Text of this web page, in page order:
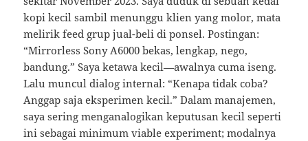
kopi kecil sambil menunggu klien yang molor, mata
melirik feed grup jual-beli di ponsel. Postingan:
“Mirrorless Sony A6000 bekas, lengkap, nego,
bandung.” Saya ketawa kecil—awalnya cuma iseng.
Lalu muncul dialog internal: “Kenapa tidak coba?
Anggap saja eksperimen kecil.” Dalam manajemen,
saya sering menganalogikan keputusan kecil seperti
ini sebagai minimum viable experiment; modalnya